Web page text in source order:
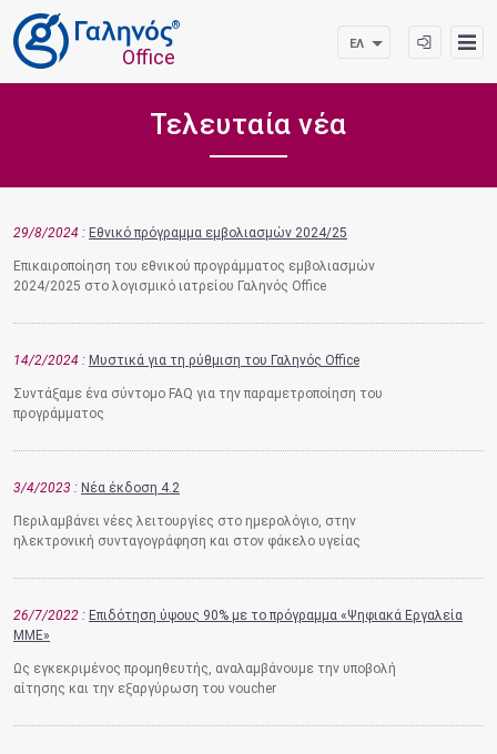
®
Office
ΕΛ
Τελευταία νέα
29/8/2024 Εθνικό πρόγραμμα εμβολιασμών 2024/25
Επικαιροποίηση του εθνικού προγράμματος εμβολιασμών
2024/2025 στο λογισμικό ιατρείου Γαληνός Office
14/2/2024 Μυστικά για τη ρύθμιση του Γαληνός Office
Συντάξαμε ένα σύντομο FAQ για την παραμετροποίηση του
προγράμματος
3/4/2023 Νέα έκδοση 4.2
Περιλαμβάνει νέες λειτουργίες στο ημερολόγιο, στην
ηλεκτρονική συνταγογράφηση και στον φάκελο υγείας
26/7/2022
Επιδότηση ύψους 90% με το πρόγραμμα «Ψηφιακά Εργαλεία
ΜΜΕ»
Ως εγκεκριμένος προμηθευτής, αναλαμβάνουμε την υποβολή
αίτησης και την εξαργύρωση του voucher